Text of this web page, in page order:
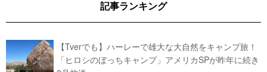
記事ランキング
【Tverでも】ハーレーで雄大な大自然をキャンプ旅！
「ヒロシのぼっちキャンプ」アメリカSPが昨年に続き